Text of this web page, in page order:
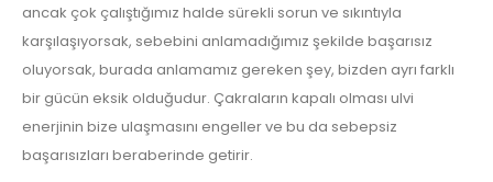
ancak çok çalıştığımız halde sürekli sorun ve sıkıntıyla
karşılaşıyorsak, sebebini anlamadığımız şekilde başarısız
oluyorsak, burada anlamamız gereken şey, bizden ayrı farklı
bir gücün eksik olduğudur. Çakraların kapalı olması ulvi
enerjinin bize ulaşmasını engeller ve bu da sebepsiz
başarısızları beraberinde getirir.